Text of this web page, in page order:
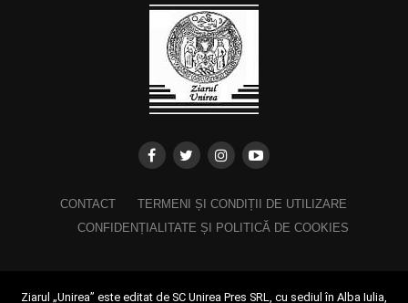
CONTACT
TERMENI ȘI CONDIȚII DE UTILIZARE
CONFIDENȚIALITATE ȘI POLITICĂ DE COOKIES
Ziarul „Unirea” este editat de SC Unirea Pres SRL, cu sediul în Alba Iulia,